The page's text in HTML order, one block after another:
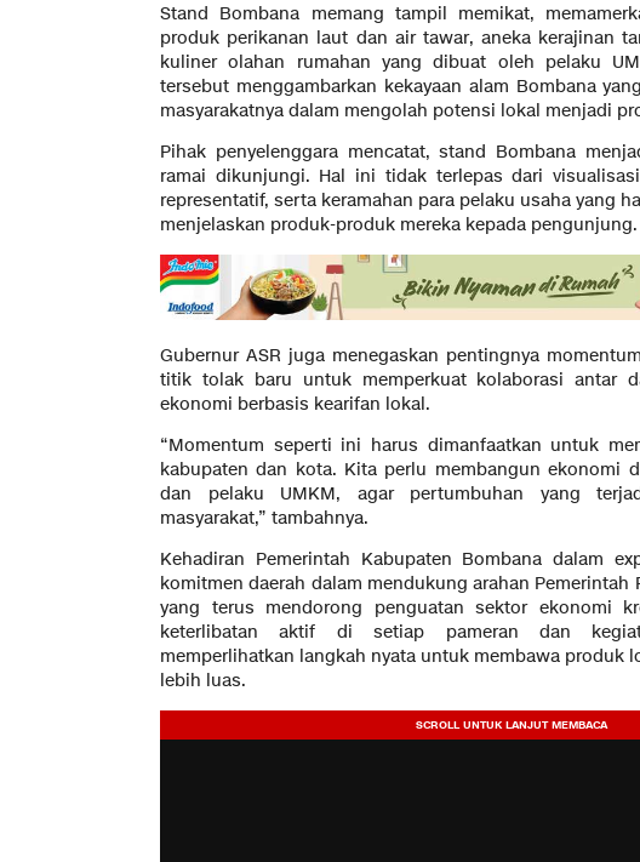
Stand Bombana memang tampil memikat,
produk perikanan laut dan air tawar, aneka kerajinan
kuliner olahan rumahan yang dibuat oleh pelaku
tersebut menggambarkan kekayaan alam Bombana
masyarakatnya dalam mengolah potensi lokal menjadi
Pihak penyelenggara mencatat, stand Bombana
ramai dikunjungi. Hal ini tidak terlepas dari
representatif, serta keramahan para pelaku usaha yang
menjelaskan produk-produk mereka kepada pengunjung.
Gubernur ASR juga menegaskan pentingnya
titik tolak baru untuk memperkuat kolaborasi antar
ekonomi berbasis kearifan lokal.
“Momentum seperti ini harus dimanfaatkan untuk
kabupaten dan kota. Kita perlu membangun ekonomi
dan pelaku UMKM, agar pertumbuhan yang
masyarakat,” tambahnya.
Kehadiran Pemerintah Kabupaten Bombana dalam
komitmen daerah dalam mendukung arahan Pemerintah
yang terus mendorong penguatan sektor ekonomi
keterlibatan aktif di setiap pameran dan
memperlihatkan langkah nyata untuk membawa produk
lebih luas.